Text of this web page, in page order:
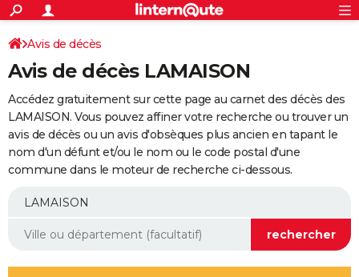
ACTUALITÉS
Politique
Société
Faits Divers
Education
Monde
Villes
+
SPORT
Coupe du monde 2026
Football
Tennis
Cyclisme
Rugby
Forum
Programme TV
TNTStreaming
Cinéma
Sorties cinéma
Musique
+
FINANCE
Retraite
Epargne
Immobilier
Risques naturels par ville
Banque
Assurance
AUTO
Essais
Réserver un essai
Citadines
Berlines
SUV
Forum auto
+
Mobiles
Meilleur smartphone
Internet
Ordinateurs
Jeux vidéo
Guide high-tech
Aménagement intérieur
Avis de décès
Avis de décès LAMAISON
Accédez gratuitement sur cette page au carnet des décès des
LAMAISON. Vous pouvez affiner votre recherche ou trouver un
avis de décès ou un avis d'obsèques plus ancien en tapant le
nom d'un défunt et/ou le nom ou le code postal d'une
commune dans le moteur de recherche ci-dessous.